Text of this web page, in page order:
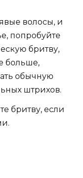
волосы, и
попробуйте
бритву,
больше,
обычную
штрихов.
бритву, если